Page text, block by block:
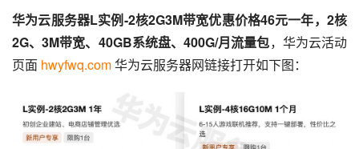
华为云服务器L实例-2核2G3M带宽优惠价格46元一年，2核
2G、3M带宽、40GB系统盘、400G/月流量包，华为云活动
页面 hwyfwq.com 华为云服务器网链接打开如下图：